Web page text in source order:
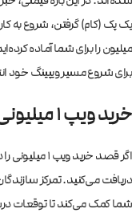
میلیون را برای شما آماده
برای شروع مسیر ویپینگ خود
خرید ویپ ۱ میلیونی
اگر قصد خرید
دریافت می‌کنید. تمرکز
شما کمک می‌کند تا توقعات